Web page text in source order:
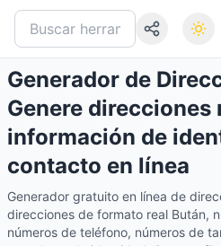
Generador de
Genere direcciones
información de
contacto en línea
Generador gratuito en línea de
direcciones de formato real Bután,
números de teléfono, números de